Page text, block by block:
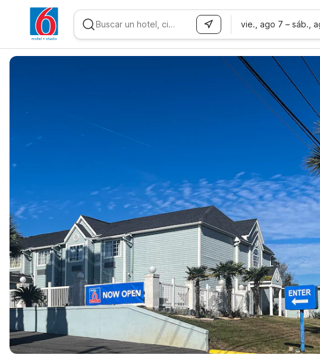
vie., ago 7 – sáb.,